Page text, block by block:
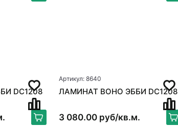
DC1208
Артикул: 8640
ЛАМИНАТ BOHO ЭББИ DC1208
3 080.00 руб/кв.м.